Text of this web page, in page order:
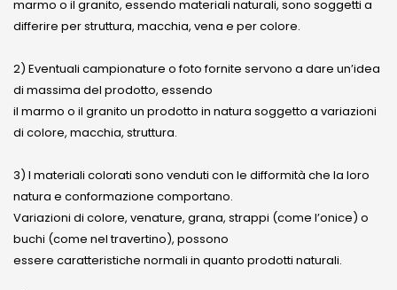
marmo o il granito, essendo materiali naturali, sono soggetti a
differire per struttura, macchia, vena e per colore.
2) Eventuali campionature o foto fornite servono a dare un’idea
di massima del prodotto, essendo
il marmo o il granito un prodotto in natura soggetto a variazioni
di colore, macchia, struttura.
3) I materiali colorati sono venduti con le difformità che la loro
natura e conformazione comportano.
Variazioni di colore, venature, grana, strappi (come l’onice) o
buchi (come nel travertino), possono
essere caratteristiche normali in quanto prodotti naturali.